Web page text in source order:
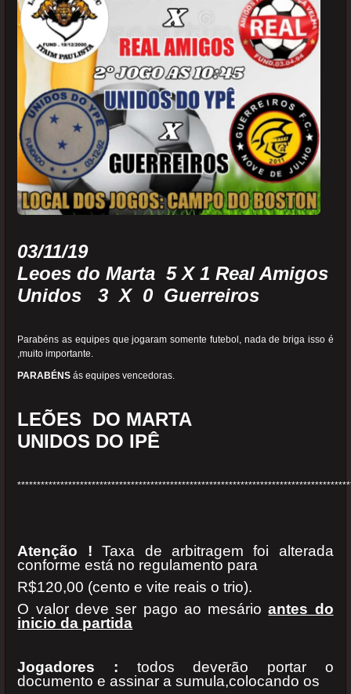
03/11/19
Leoes do Marta 5 X 1 Real Amigos
Unidos 3 X 0 Guerreiros
Parabéns as equipes que jogaram somente futebol, nada de briga isso é
,muito importante.
PARABÉNS ás equipes vencedoras.
LEÕES DO MARTA
UNIDOS DO IPÊ
Atenção ! Taxa de arbitragem foi alterada
conforme está no regulamento para
R$120,00 (cento e vite reais o trio).
O valor deve ser pago ao mesárioantes do
inicio da partida
Jogadores : todos deverão portar o
documento e assinar a sumula,colocando os